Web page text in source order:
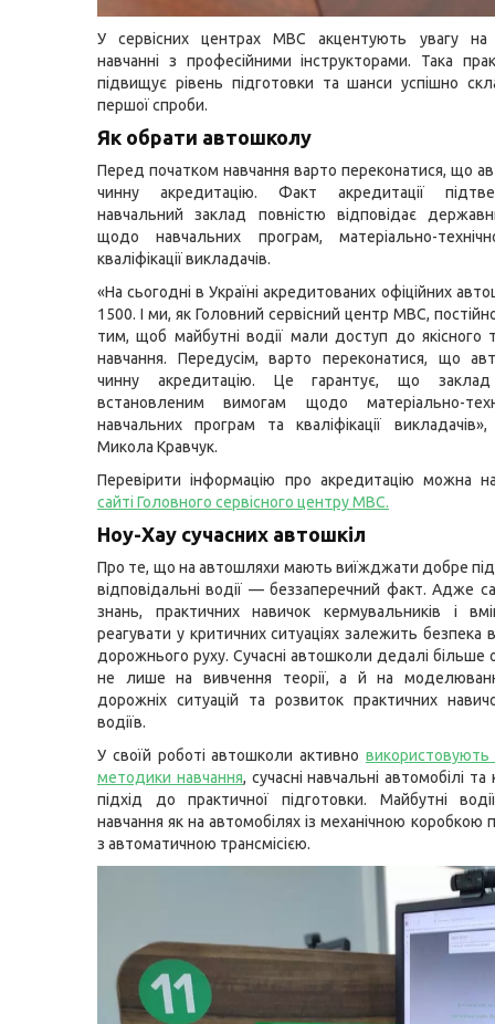
У сервісних центрах МВС акцентують увагу на
навчанні з професійними інструкторами. Така
підвищує рівень підготовки та шанси успішно
першої спроби.
Як обрати автошколу
Перед початком навчання варто переконатися, що
чинну акредитацію. Факт акредитації
навчальний заклад повністю відповідає
щодо навчальних програм, матеріально-
кваліфікації викладачів.
«На сьогодні в Україні акредитованих офіційних
1500. І ми, як Головний сервісний центр МВС,
тим, щоб майбутні водії мали доступ до якісного
навчання. Передусім, варто переконатися, що
чинну акредитацію. Це гарантує, що заклад
встановленим вимогам щодо матеріально-
навчальних програм та кваліфікації
Микола Кравчук.
Перевірити інформацію про акредитацію можна
сайті Головного сервісного центру МВС.
Ноу-Хау сучасних автошкіл
Про те, що на автошляхи мають виїжджати добре
відповідальні водії — беззаперечний факт. Адже
знань, практичних навичок кермувальників і
реагувати у критичних ситуаціях залежить безпека
дорожнього руху. Сучасні автошколи дедалі більше
не лише на вивчення теорії, а й на
дорожніх ситуацій та розвиток практичних
водіїв.
У своїй роботі автошколи активно використовують
методики навчання, сучасні навчальні автомобілі
підхід до практичної підготовки. Майбутні
навчання як на автомобілях із механічною коробкою
з автоматичною трансмісією.